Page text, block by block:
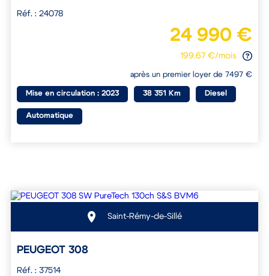
Réf. : 24078
24 990 €
199.67 €/mois
après un premier loyer de 7497 €
Mise en circulation : 2023 38 351 Km Diesel
Automatique
Saint-Rémy-de-Sillé
PEUGEOT 308
Réf. : 37514